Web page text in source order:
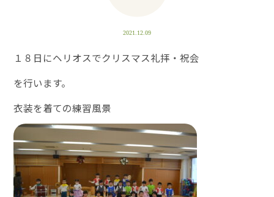
2021.12.09
１８日にヘリオスでクリスマス礼拝・祝会
を行います。
衣装を着ての練習風景